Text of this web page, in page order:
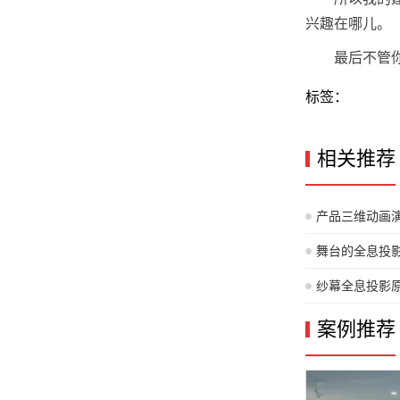
兴趣在哪儿。
最后不管
标签：
相关推荐
产品三维动画
舞台的全息投
制是怎样的？
纱幕全息投影
案例推荐